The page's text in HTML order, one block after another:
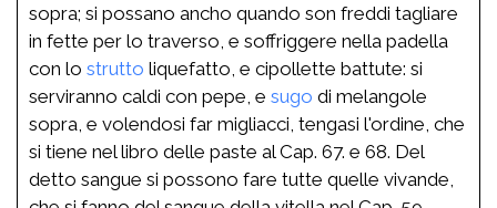
sopra; si possano ancho quando son freddi tagliare
in fette per lo traverso, e soffriggere nella padella
con lo strutto liquefatto, e cipollette battute: si
serviranno caldi con pepe, e sugo di melangole
sopra, e volendosi far migliacci, tengasi l'ordine, che
si tiene nel libro delle paste al Cap. 67. e 68. Del
detto sangue si possono fare tutte quelle vivande,